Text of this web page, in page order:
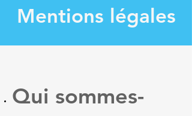
Mentions légales
Qui sommes-